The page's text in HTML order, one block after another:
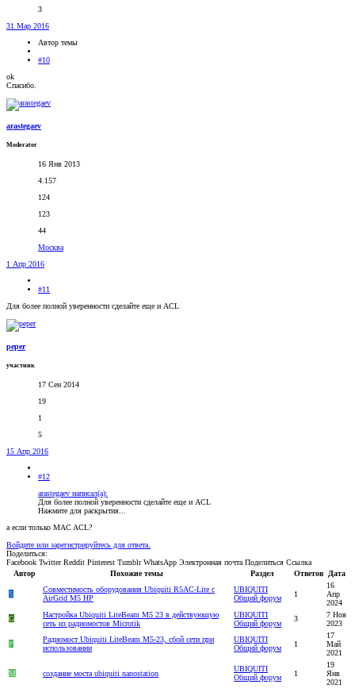
3
31 Мар 2016
Автор темы
#10
ok
Спасибо.
arastegaev
Moderator
16 Янв 2013
4.157
124
123
44
Москва
1 Апр 2016
#11
Для более полной уверенности сделайте еще и ACL
peper
участник
17 Сен 2014
19
1
5
15 Апр 2016
#12
arastegaev написал(а):
Для более полной уверенности сделайте еще и ACL
Нажмите для раскрытия...
а если только MAC ACL?
Войдите или зарегистрируйтесь для ответа.
Поделиться:
Facebook Twitter Reddit Pinterest Tumblr WhatsApp Электронная почта Поделиться Ссылка
Автор
Похожие темы Раздел Ответов Дата
S
Совместимость оборудования Ubiquiti R5AC-Lite с
AirGrid M5 HP
UBIQUITI
Общий форум
1
16
Апр
2024
G
Настройка Ubiquiti LiteBeam M5 23 в действующую
сеть из радиомостов Microtik
UBIQUITI
Общий форум
3
7 Ноя
2023
P
Радиомост Ubiquiti LiteBeam M5-23, сбой сети при
использовании
UBIQUITI
Общий форум
1
17
Май
2021
M создание моста ubiquiti nanostation
UBIQUITI
Общий форум
1
19
Янв
2021